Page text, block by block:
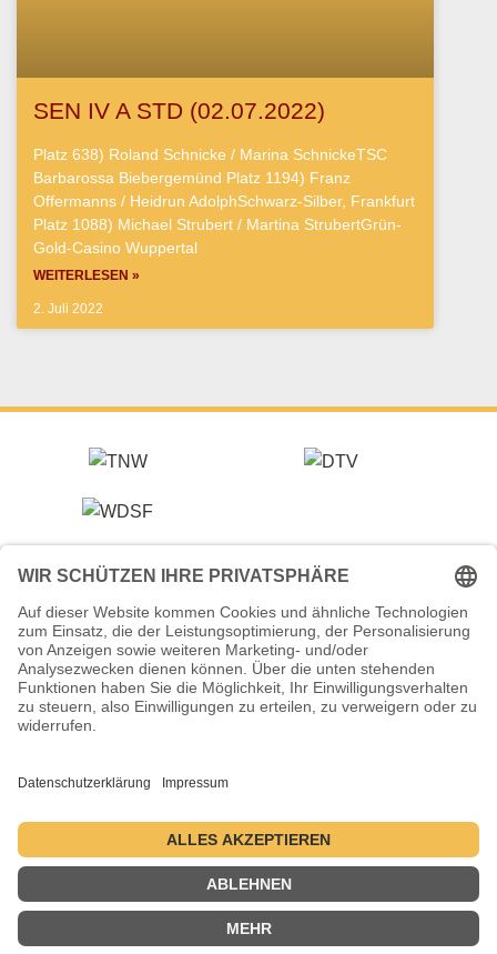
SEN IV A STD (02.07.2022)
Platz 638) Roland Schnicke / Marina SchnickeTSC
Barbarossa Biebergemünd Platz 1194) Franz
Offermanns / Heidrun AdolphSchwarz-Silber, Frankfurt
Platz 1088) Michael Strubert / Martina StrubertGrün-
Gold-Casino Wuppertal
WEITERLESEN »
2. Juli 2022
Veranstalter (Ausrichter):
Tanzsportverband Nordrhein-Westfalen e.V.
Veranstaltungsort:
Historische Stadthalle Wuppertal
Johannisberg 40
42103 Wuppertal
2.–5. Juli 2026 ・ 1.–4. Juli 2027 ・ 6.–9. Juli 2028
Datenschutzerklärung